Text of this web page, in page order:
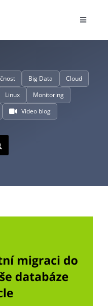
Toggle
Big Data
Cloud
Linux
Monitoring
Video blog